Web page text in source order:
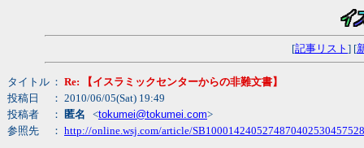
[記事リスト ] [
タイトル ： Re: 【イスラミックセンターからの非難文書】
投稿日
： 2010/06/05(Sat) 19:49
投稿者
： 匿名 <tokumei@tokumei.com>
参照先
： http://online.wsj.com/article/